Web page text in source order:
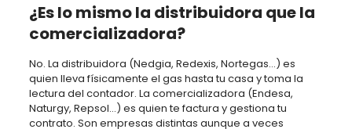
¿Es lo mismo la distribuidora que la
comercializadora?
No. La distribuidora (Nedgia, Redexis, Nortegas…) es
quien lleva físicamente el gas hasta tu casa y toma la
lectura del contador. La comercializadora (Endesa,
Naturgy, Repsol…) es quien te factura y gestiona tu
contrato. Son empresas distintas aunque a veces